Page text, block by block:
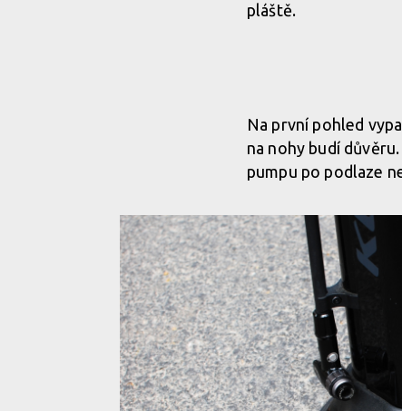
pláště.
Na první pohled
na nohy budí
pumpu po podlaze